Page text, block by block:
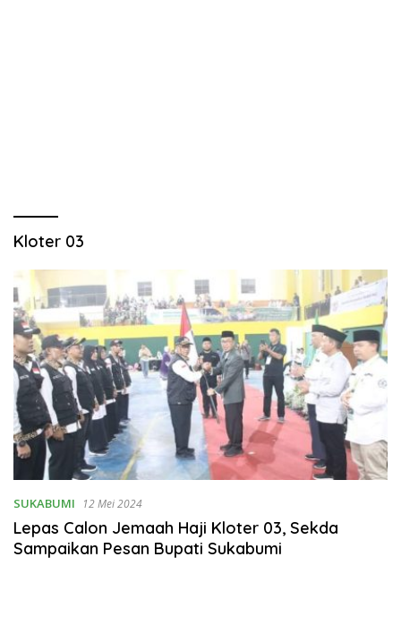
Kloter 03
SUKABUMI 12 Mei 2024
Lepas Calon Jemaah Haji Kloter 03, Sekda
Sampaikan Pesan Bupati Sukabumi